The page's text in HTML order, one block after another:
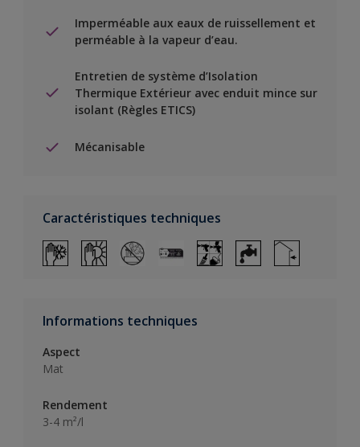
Imperméable aux eaux de ruissellement et
perméable à la vapeur d’eau.
Entretien de système d’Isolation
Thermique Extérieur avec enduit mince sur
isolant (Règles ETICS)
Mécanisable
Caractéristiques techniques
Informations techniques
Aspect
Mat
Rendement
3-4 m²/l